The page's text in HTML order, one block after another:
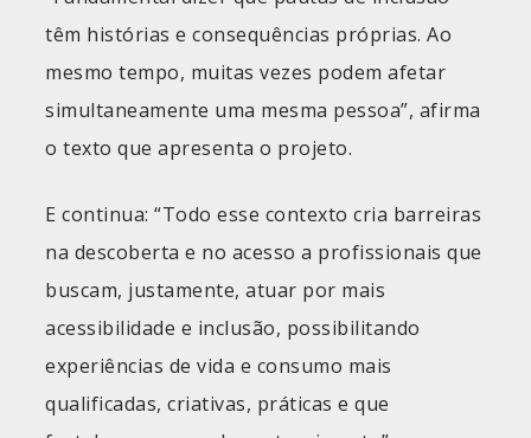
têm histórias e consequências próprias. Ao
mesmo tempo, muitas vezes podem afetar
simultaneamente uma mesma pessoa”, afirma
o texto que apresenta o projeto.
E continua: “Todo esse contexto cria barreiras
na descoberta e no acesso a profissionais que
buscam, justamente, atuar por mais
acessibilidade e inclusão, possibilitando
experiências de vida e consumo mais
qualificadas, criativas, práticas e que